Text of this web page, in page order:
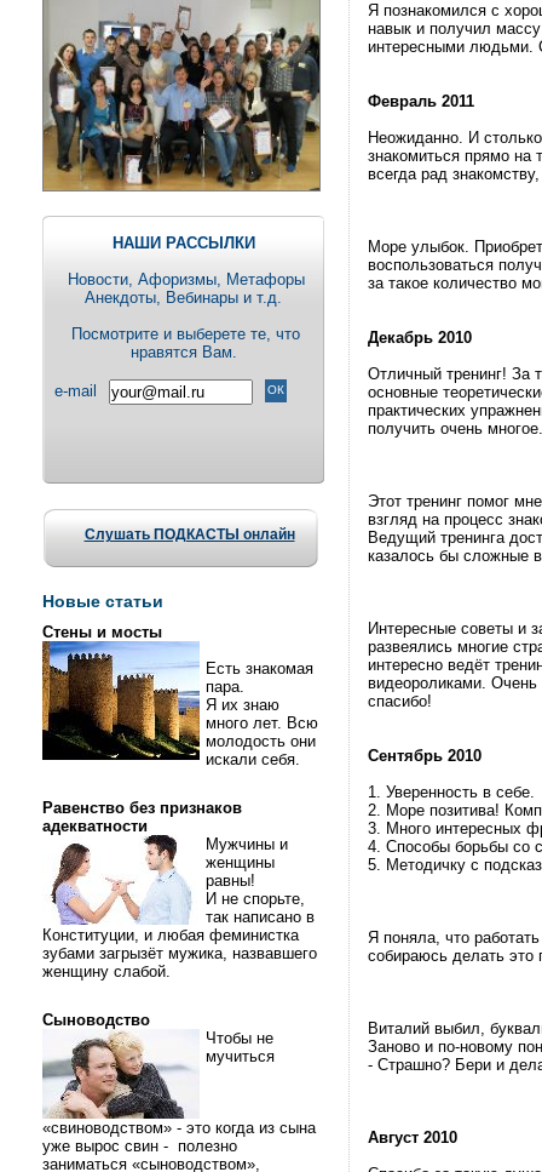
НАШИ РАССЫЛКИ
Новости, Aфоризмы, Метафоры
Анекдоты, Вебинары и т.д.
Посмотрите и выберете те, что
нравятся Вам.
e-mail
Слушать ПОДКАСТЫ онлайн
Новые статьи
Стены и мосты
Есть знакомая
пара.
Я их знаю
много лет. Всю
молодость они
искали себя.
Равенство без признаков
адекватности
Мужчины и
женщины
равны!
И не спорьте,
так написано в
Конституции, и любая феминистка
зубами загрызёт мужика, назвавшего
женщину слабой.
Сыноводство
Чтобы не
мучиться
«свиноводством» - это когда из сына
уже вырос свин - полезно
заниматься «сыноводством»,
Я познакомился с
навык и получил
интересными людьми.
Февраль 2011
Неожиданно. И
знакомиться прямо на
всегда рад
Море улыбок.
воспользоваться
за такое количество
Декабрь 2010
Отличный тренинг! За
основные
практических
получить очень
Этот тренинг помог
взгляд на процесс
Ведущий тренинга
казалось бы сложные
Интересные советы и
развеялись многие
интересно ведёт
видеороликами.
спасибо!
Сентябрь 2010
1. Уверенность в себе.
2. Море позитива!
3. Много интересных
4. Способы борьбы со
5. Методичку с
Я поняла, что
собираюсь делать это
Виталий выбил,
Заново и по-новому
- Страшно? Бери и
Август 2010